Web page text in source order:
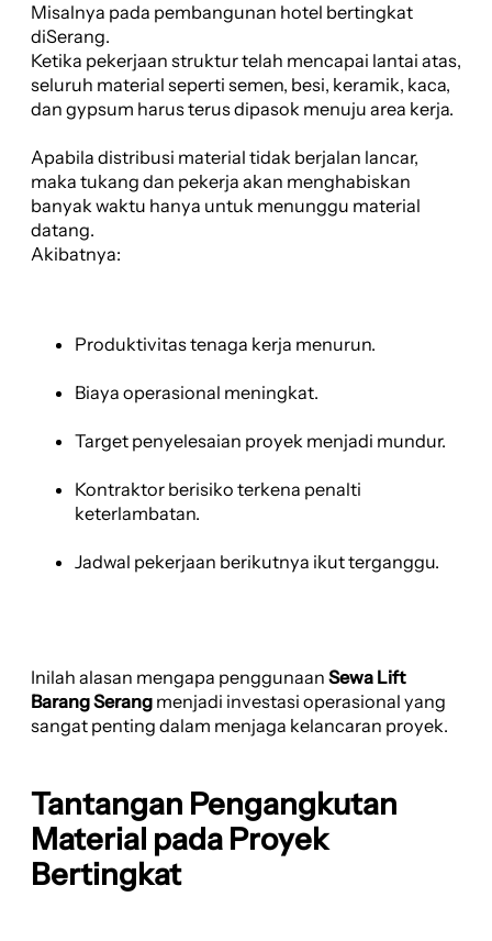
Misalnya pada pembangunan hotel bertingkat
diSerang.
Ketika pekerjaan struktur telah mencapai lantai atas,
seluruh material seperti semen, besi, keramik, kaca,
dan gypsum harus terus dipasok menuju area kerja.
Apabila distribusi material tidak berjalan lancar,
maka tukang dan pekerja akan menghabiskan
banyak waktu hanya untuk menunggu material
datang.
Akibatnya:
Produktivitas tenaga kerja menurun.
Biaya operasional meningkat.
Target penyelesaian proyek menjadi mundur.
Kontraktor berisiko terkena penalti
keterlambatan.
Jadwal pekerjaan berikutnya ikut terganggu.
Inilah alasan mengapa penggunaan Sewa Lift
Barang Serang menjadi investasi operasional yang
sangat penting dalam menjaga kelancaran proyek.
Tantangan Pengangkutan
Material pada Proyek
Bertingkat